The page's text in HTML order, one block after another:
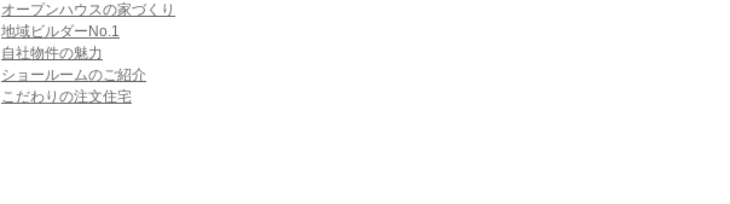
オープンハウスの家づくり
地域ビルダーNo.1
自社物件の魅力
ショールームのご紹介
こだわりの注文住宅